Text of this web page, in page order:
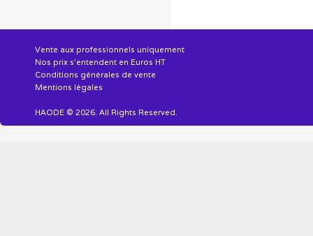
Vente aux professionnels uniquement
Nos prix s'entendent en Euros HT
Conditions générales de vente
Mentions légales
HAODE © 2026. All Rights Reserved.